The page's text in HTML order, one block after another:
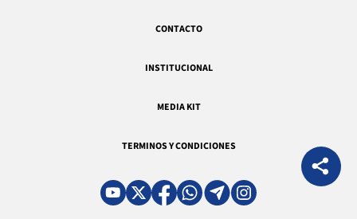
CONTACTO
INSTITUCIONAL
MEDIA KIT
TERMINOS Y CONDICIONES